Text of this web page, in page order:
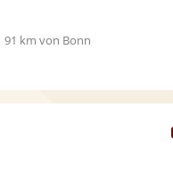
91 km von Bonn